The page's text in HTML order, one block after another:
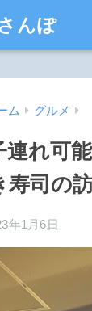
んぽ
ム グルメ
連れ可
寿司の
年1月6日